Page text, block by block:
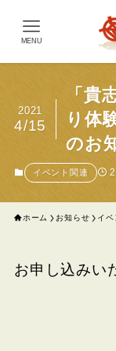
MENU
「貴
り体
のお
2021
4/15
イベント関連
ホーム お知らせ イベ
お申し込みい